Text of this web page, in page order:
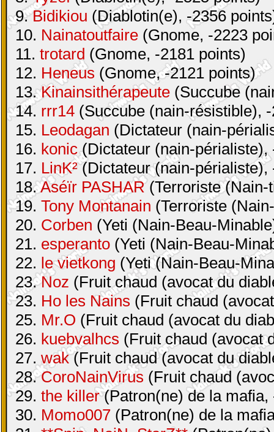
9.Bidikiou (Diablotin(e), -2356
10. Nainatoutfaire (Gnome, -2223
11. trotard (Gnome, -2181 points)
12. Heneus (Gnome, -2121 points)
13.Kinainsithérapeute (Succube
14. rrr14 (Succube (nain-résistible),
15. Leodagan (Dictateur (nain-
16. konic(Dictateur (nain-périaliste),
17. LinK²(Dictateur (nain-périaliste),
18.Aséïr PASHAR(Terroriste (Nain-
19. Tony Montanain (Terroriste
20. Corben (Yeti (Nain-Beau-
21. esperanto (Yeti (Nain-Beau-
22. le vietkong (Yeti (Nain-Beau-
23.Noz (Fruit chaud (avocat du
23. Ho les Nains (Fruit chaud
25. Mr.O (Fruit chaud (avocat du
26. kuebvalhcs (Fruit chaud (avocat
27. wak(Fruit chaud (avocat du
28.CoroNainVirus (Fruit chaud
29. the killer(Patron(ne) de la mafia,
30. Momo007 (Patron(ne) de la